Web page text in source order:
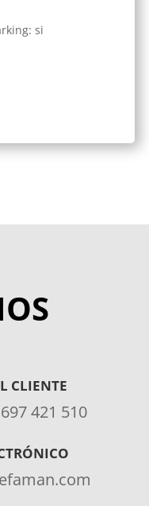
: si
CLIENTE
421 510